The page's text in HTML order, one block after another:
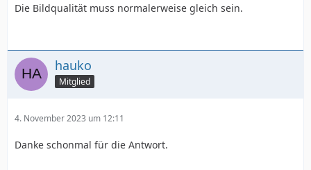
Die Bildqualität muss normalerweise gleich sein.
hauko
Mitglied
4. November 2023 um 12:11
Danke schonmal für die Antwort.